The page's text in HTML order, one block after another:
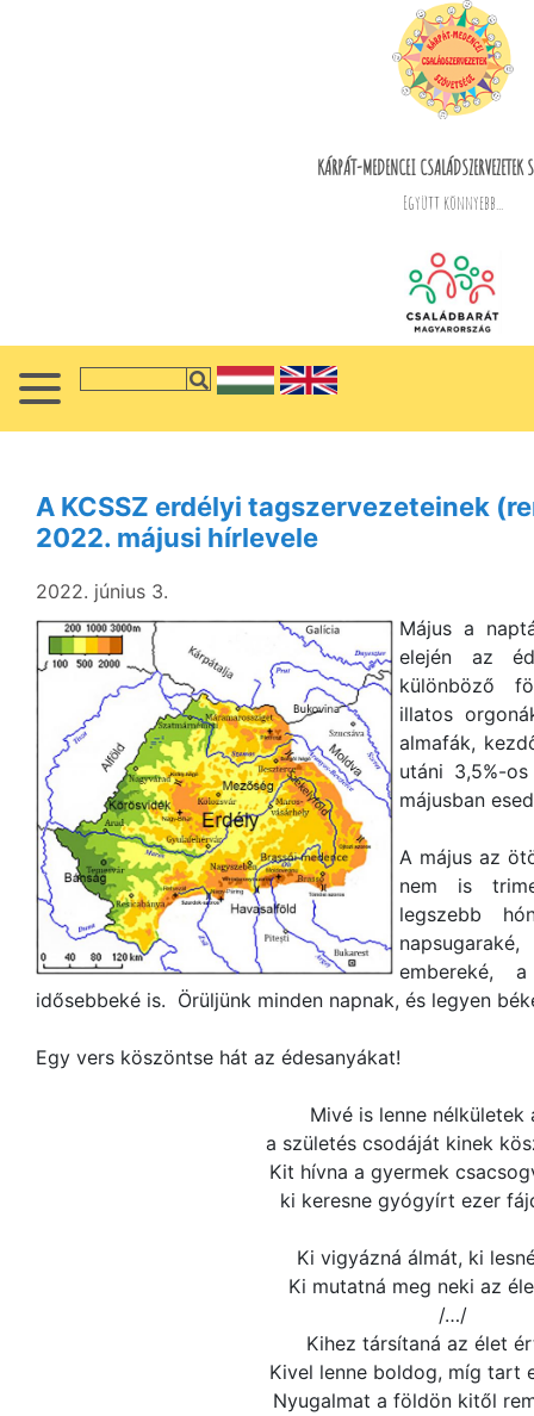
KÁRPÁT-MEDENCEI CSALÁDSZERVEZETEK
Együtt könnyebb...
A KCSSZ erdélyi tagszervezeteinek
2022. májusi hírlevele
2022. június 3.
Május a
elején az
különböző
illatos
almafák,
utáni 3,5%-
májusban
A május az
nem is
legszebb
embereké,
idősebbeké is. Örüljünk minden napnak, és legyen
Egy vers köszöntse hát az édesanyákat!
Mivé is lenne nélkületek
a születés csodáját kinek
Kit hívna a gyermek
ki keresne gyógyírt ezer
Ki vigyázná álmát, ki
Ki mutatná meg neki az
/…/
Kihez társítaná az élet
Kivel lenne boldog, míg tart
Nyugalmat a földön kitől